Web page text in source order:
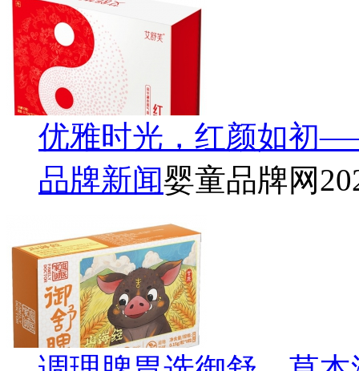
优雅时光，红颜如初
品牌新闻婴童品牌网